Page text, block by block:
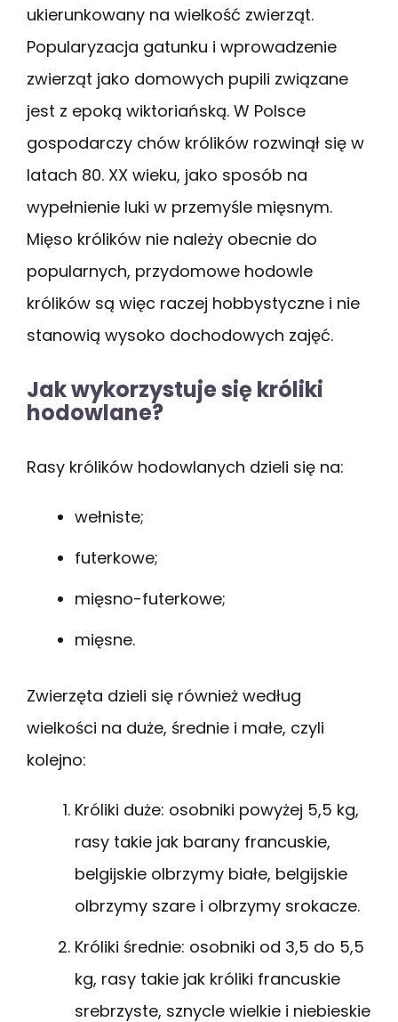
ukierunkowany na wielkość zwierząt.
Popularyzacja gatunku i wprowadzenie
zwierząt jako domowych pupili związane
jest z epoką wiktoriańską. W Polsce
gospodarczy chów królików rozwinął się w
latach 80. XX wieku, jako sposób na
wypełnienie luki w przemyśle mięsnym.
Mięso królików nie należy obecnie do
popularnych, przydomowe hodowle
królików są więc raczej hobbystyczne i nie
stanowią wysoko dochodowych zajęć.
Jak wykorzystuje się króliki
hodowlane?
Rasy królików hodowlanych dzieli się na:
wełniste;
futerkowe;
mięsno-futerkowe;
mięsne.
Zwierzęta dzieli się również według
wielkości na duże, średnie i małe, czyli
kolejno:
Króliki duże: osobniki powyżej 5,5 kg,
rasy takie jak barany francuskie,
belgijskie olbrzymy białe, belgijskie
olbrzymy szare i olbrzymy srokacze.
Króliki średnie: osobniki od 3,5 do 5,5
kg, rasy takie jak króliki francuskie
srebrzyste, sznycle wielkie i niebieskie